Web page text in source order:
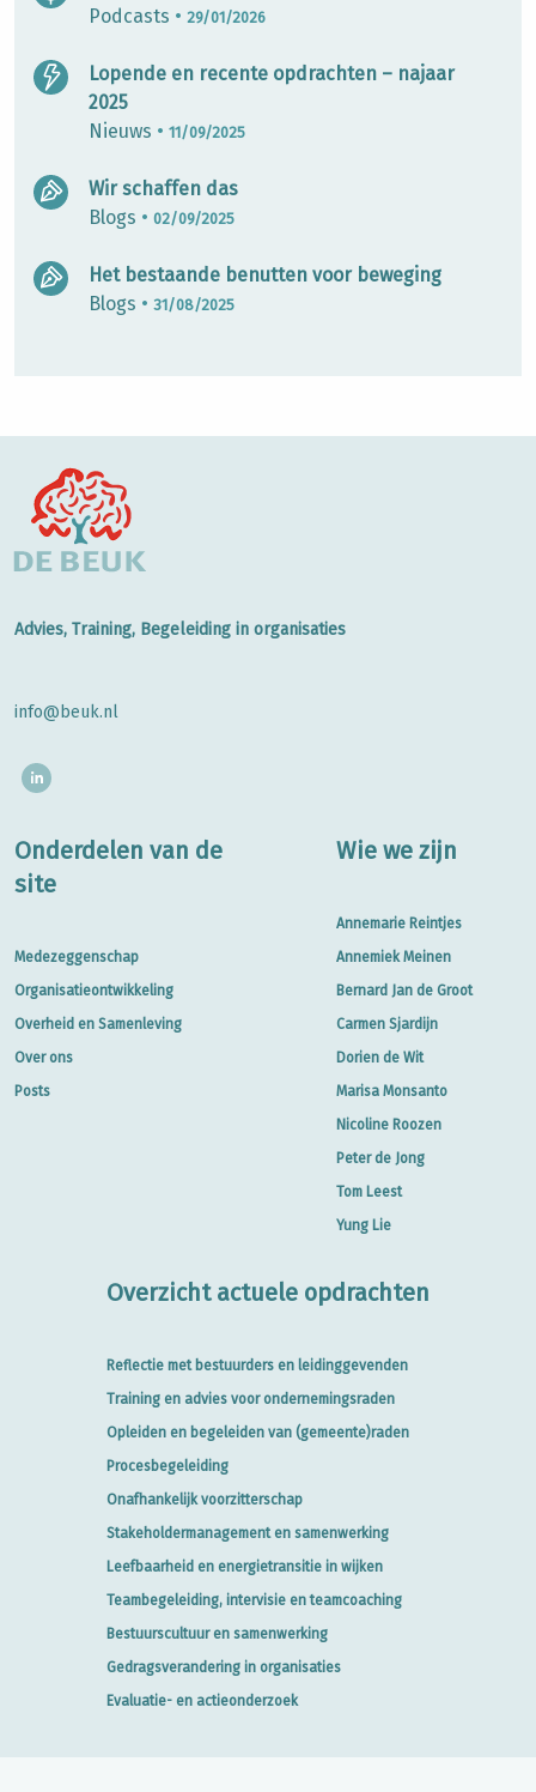
Podcasts • 29/01/2026
Lopende en recente opdrachten – najaar
2025
Nieuws • 11/09/2025
Wir schaffen das
Blogs • 02/09/2025
Het bestaande benutten voor beweging
Blogs • 31/08/2025
Advies, Training, Begeleiding in organisaties
info@beuk.nl
Onderdelen van de
site
Medezeggenschap
Organisatieontwikkeling
Overheid en Samenleving
Over ons
Posts
Wie we zijn
Annemarie Reintjes
Annemiek Meinen
Bernard Jan de Groot
Carmen Sjardijn
Dorien de Wit
Marisa Monsanto
Nicoline Roozen
Peter de Jong
Tom Leest
Yung Lie
Overzicht actuele opdrachten
Reflectie met bestuurders en leidinggevenden
Training en advies voor ondernemingsraden
Opleiden en begeleiden van (gemeente)raden
Procesbegeleiding
Onafhankelijk voorzitterschap
Stakeholdermanagement en samenwerking
Leefbaarheid en energietransitie in wijken
Teambegeleiding, intervisie en teamcoaching
Bestuurscultuur en samenwerking
Gedragsverandering in organisaties
Evaluatie- en actieonderzoek